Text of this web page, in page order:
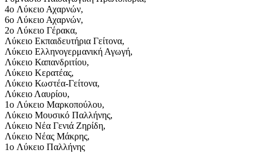
4o Λύκειο Αχαρνών,
6o Λύκειο Αχαρνών,
2o Λύκειο Γέρακα,
Λύκειο Εκπαιδευτήρια Γείτονα,
Λύκειο Ελληνογερμανική Αγωγή,
Λύκειο Καπανδριτίου,
Λύκειο Κερατέας,
Λύκειο Κωστέα-Γείτονα,
Λύκειο Λαυρίου,
1o Λύκειο Μαρκοπούλου,
Λύκειο Μουσικό Παλλήνης,
Λύκειο Νέα Γενιά Ζηρίδη,
Λύκειο Νέας Μάκρης,
1o Λύκειο Παλλήνης